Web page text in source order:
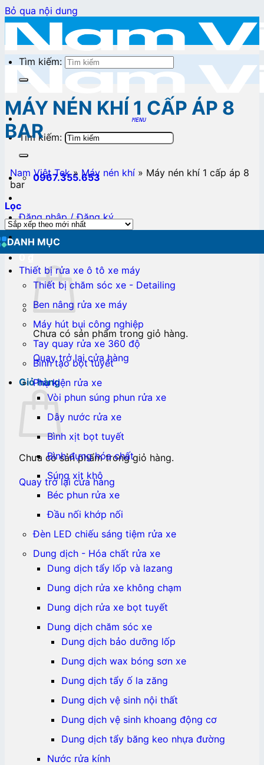
Bỏ qua nội dung
Tìm kiếm:
0967.355.653
Đăng nhập / Đăng ký
0₫
Chưa có sản phẩm trong giỏ hàng.
Quay trở lại cửa hàng
Giỏ hàng
Chưa có sản phẩm trong giỏ hàng.
Quay trở lại cửa hàng
Tìm kiếm:
MÁY NÉN KHÍ 1 CẤP ÁP 8
BAR
Nam Việt Tek» Máy nén khí» Máy nén khí 1 cấp áp 8
bar
Lọc
DANH MỤC
Thiết bị rửa xe ô tô xe máy
Thiết bị chăm sóc xe - Detailing
Ben nâng rửa xe máy
Máy hút bụi công nghiệp
Tay quay rửa xe 360 độ
Bình tạo bọt tuyết
Phụ kiện rửa xe
Vòi phun súng phun rửa xe
Dây nước rửa xe
Bình xịt bọt tuyết
Bình đựng hóa chất
Súng xịt khô
Béc phun rửa xe
Đầu nối khớp nối
Đèn LED chiếu sáng tiệm rửa xe
Dung dịch - Hóa chất rửa xe
Dung dịch tẩy lốp và lazang
Dung dịch rửa xe không chạm
Dung dịch rửa xe bọt tuyết
Dung dịch chăm sóc xe
Dung dịch bảo dưỡng lốp
Dung dịch wax bóng sơn xe
Dung dịch tẩy ố la zăng
Dung dịch vệ sinh nội thất
Dung dịch vệ sinh khoang động cơ
Dung dịch tẩy băng keo nhựa đường
Nước rửa kính